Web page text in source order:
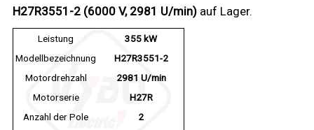
H27R3551-2 (6000 V, 2981 U/min) auf Lager.
Leistung
355 kW
Modellbezeichnung
H27R3551-2
Motordrehzahl
2981 U/min
Motorserie
H27R
Anzahl der Pole
2